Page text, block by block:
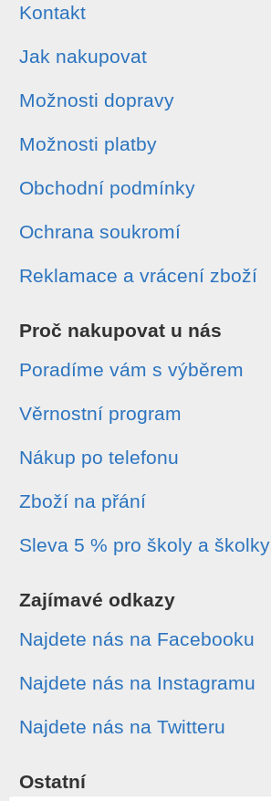
Kontakt
Jak nakupovat
Možnosti dopravy
Možnosti platby
Obchodní podmínky
Ochrana soukromí
Reklamace a vrácení zboží
Proč nakupovat u nás
Poradíme vám s výběrem
Věrnostní program
Nákup po telefonu
Zboží na přání
Sleva 5 % pro školy a školky
Zajímavé odkazy
Najdete nás na Facebooku
Najdete nás na Instagramu
Najdete nás na Twitteru
Ostatní